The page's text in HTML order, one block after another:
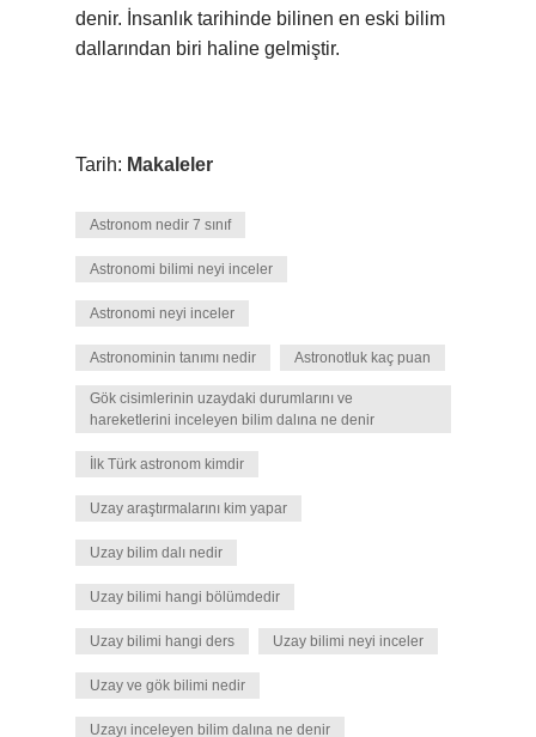
denir. İnsanlık tarihinde bilinen en eski bilim
dallarından biri haline gelmiştir.
Tarih: Makaleler
Astronom nedir 7 sınıf
Astronomi bilimi neyi inceler
Astronomi neyi inceler
Astronominin tanımı nedir Astronotluk kaç puan
Gök cisimlerinin uzaydaki durumlarını ve
hareketlerini inceleyen bilim dalına ne denir
İlk Türk astronom kimdir
Uzay araştırmalarını kim yapar
Uzay bilim dalı nedir
Uzay bilimi hangi bölümdedir
Uzay bilimi hangi ders Uzay bilimi neyi inceler
Uzay ve gök bilimi nedir
Uzayı inceleyen bilim dalına ne denir